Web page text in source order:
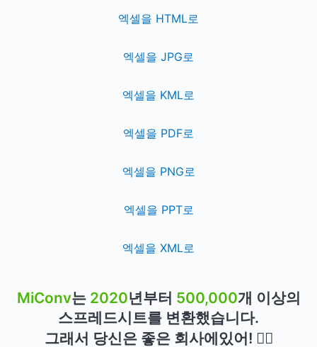
엑셀을 HTML로
엑셀을 JPG로
엑셀을 KML로
엑셀을 PDF로
엑셀을 PNG로
엑셀을 PPT로
엑셀을 XML로
MiConv는 2020년부터 500,000개 이상의
스프레드시트를 변환했습니다.
그래서 당신은 좋은 회사에있어! 👍🏻